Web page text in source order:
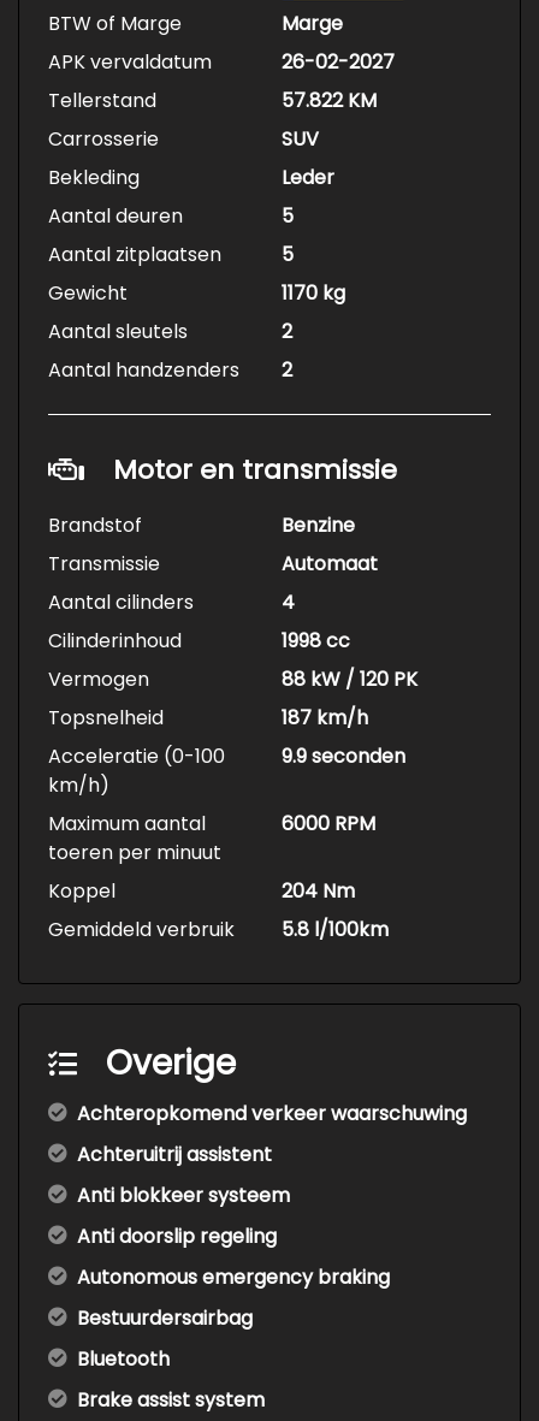
BTW of Marge
Marge
APK vervaldatum
26-02-2027
Tellerstand
57.822 KM
Carrosserie
SUV
Bekleding
Leder
Aantal deuren
5
Aantal zitplaatsen
5
Gewicht
1170 kg
Aantal sleutels
2
Aantal handzenders
2
Motor en transmissie
Brandstof
Benzine
Transmissie
Automaat
Aantal cilinders
4
Cilinderinhoud
1998 cc
Vermogen
88 kW / 120 PK
Topsnelheid
187 km/h
Acceleratie (0-100
km/h)
9.9 seconden
Maximum aantal
toeren per minuut
6000 RPM
Koppel
204 Nm
Gemiddeld verbruik
5.8 l/100km
Overige
Achteropkomend verkeer waarschuwing
Achteruitrij assistent
Anti blokkeer systeem
Anti doorslip regeling
Autonomous emergency braking
Bestuurdersairbag
Bluetooth
Brake assist system